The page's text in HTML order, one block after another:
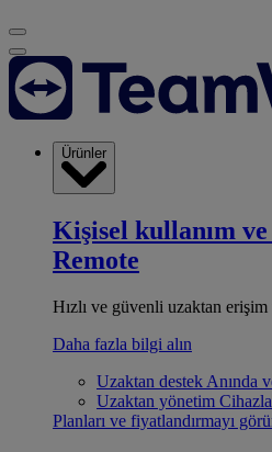
Ürünler
Kişisel kullanım
Remote
Hızlı ve güvenli uzaktan
Daha fazla bilgi alın
Uzaktan destek Anında
Uzaktan yönetim
Planları ve fiyatlandırmayı